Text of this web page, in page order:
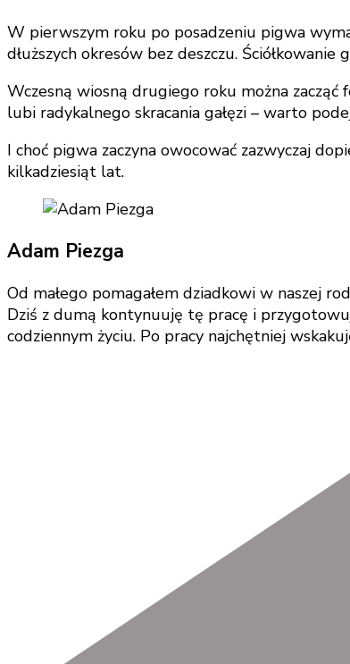
W pierwszym roku po posadzeniu pigwa
dłuższych okresów bez deszczu.
Wczesną wiosną drugiego roku można zacząć
lubi radykalnego skracania gałęzi – warto
I choć pigwa zaczyna owocować zazwyczaj
kilkadziesiąt lat.
Adam Piezga
Od małego pomagałem dziadkowi w naszej
Dziś z dumą kontynuuję tę pracę i
codziennym życiu. Po pracy najchętniej